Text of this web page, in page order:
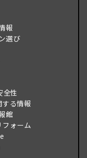
報
選び
全性
る情報
館
ォーム